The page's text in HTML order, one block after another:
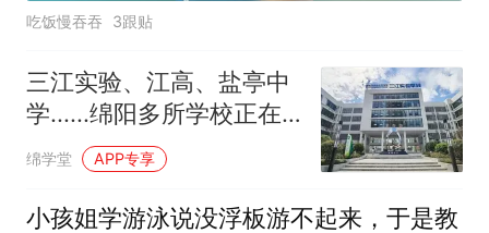
吃饭慢吞吞 3跟贴
三江实验、江高、盐亭中
学......绵阳多所学校正在
招聘教师
绵学堂 APP专享
小孩姐学游泳说没浮板游不起来，于是教